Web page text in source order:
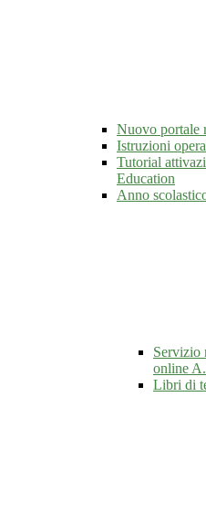
Nuovo portale
Istruzioni
Tutorial
Education
Anno
Servizio
online
Libri di